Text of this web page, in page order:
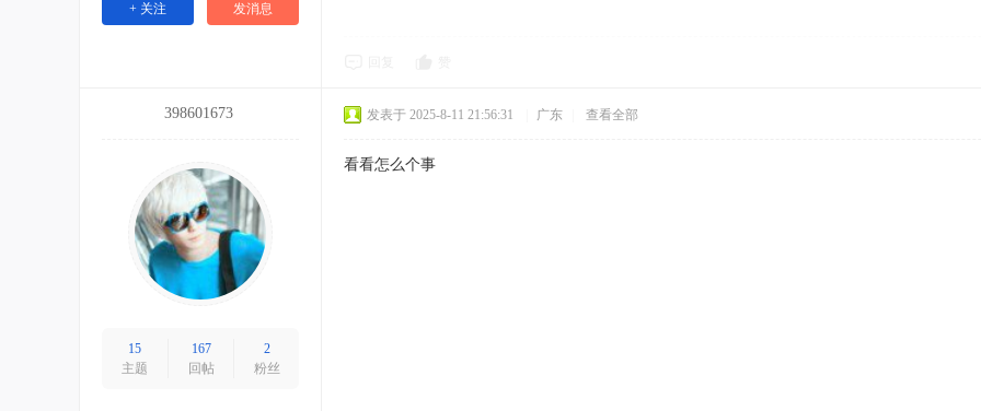
+ 关注 发消息
398601673
15
主题
167
回帖
2
粉丝
发表于 2025-8-11 21:56:31 广东 查看全部
看看怎么个事